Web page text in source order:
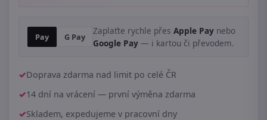
Pay G Pay
Zaplaťte rychle přes Apple Pay nebo
Google Pay — i kartou či převodem.
Doprava zdarma nad limit po celé ČR
14 dní na vrácení — první výměna zdarma
Skladem, expedujeme v pracovní dny